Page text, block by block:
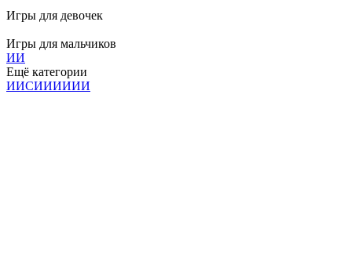
Игры для девочек
Игры для мальчиков
ИИ
Ещё категории
ИИСИИИИИИ